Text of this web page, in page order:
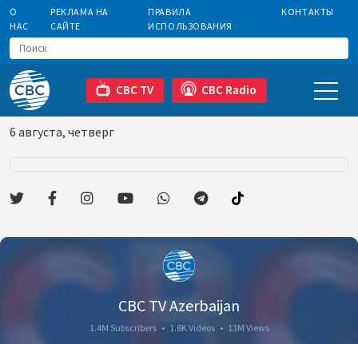
О
НАС
РЕКЛАМА НА
САЙТЕ
ПРАВИЛА
ИСПОЛЬЗОВАНИЯ
КОНТАКТЫ
CBC TV CBC Radio
6 августа, четверг
CBC TV Azerbaijan
1.4M Subscribers • 1.8K Videos • 13M Views